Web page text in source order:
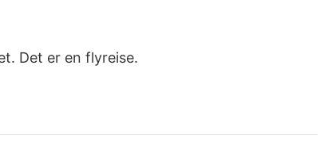
Det er en flyreise.